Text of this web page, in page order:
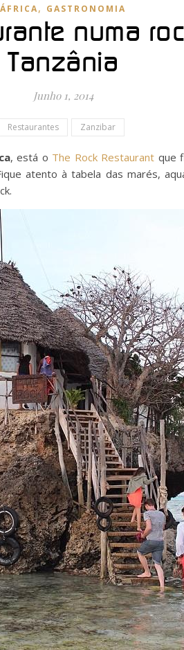
ÁFRICA, GASTRONOMIA
numa
Tanzânia
Junho 1, 2014
Restaurantes Zanzibar
, está o The Rock Restaurant que
atento à tabela das marés,